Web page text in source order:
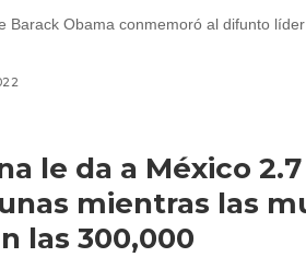
Barack Obama conmemoró al difunto
le da a México
mientras las
las 300,000